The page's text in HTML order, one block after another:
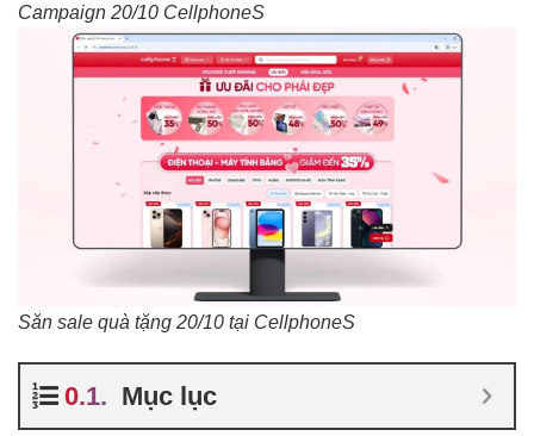
Campaign 20/10 CellphoneS
Săn sale quà tặng 20/10 tại CellphoneS
Mục lục